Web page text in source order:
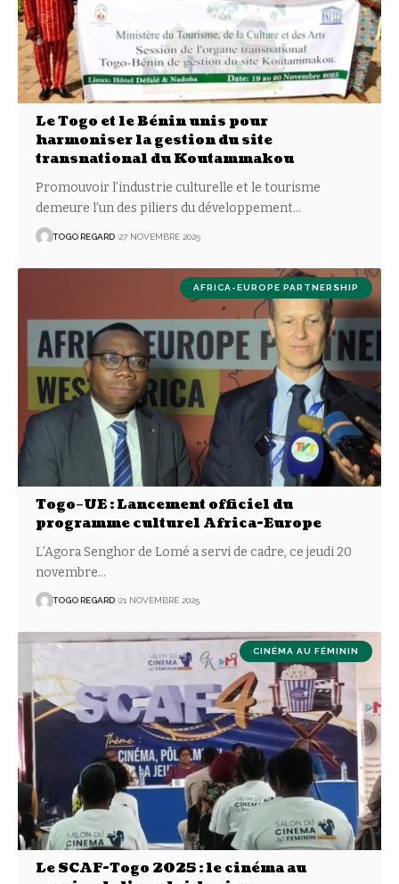
Le Togo et le Bénin unis pour
harmoniser la gestion du site
transnational du Koutammakou
Promouvoir l’industrie culturelle et le tourisme
demeure l’un des piliers du développement…
TOGO REGARD 27 NOVEMBRE 2025
AFRICA-EUROPE PARTNERSHIP
Togo–UE : Lancement officiel du
programme culturel Africa-Europe
L’Agora Senghor de Lomé a servi de cadre, ce jeudi 20
novembre…
TOGO REGARD 21 NOVEMBRE 2025
CINÉMA AU FÉMININ
Le SCAF-Togo 2025 : le cinéma au